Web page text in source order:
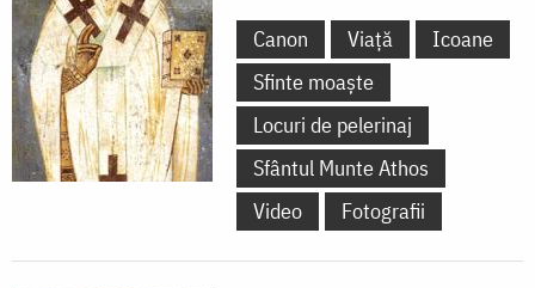
Canon Viață
Icoane
Sfinte moaște
Locuri de pelerinaj
Sfântul Munte Athos
Video
Fotografii